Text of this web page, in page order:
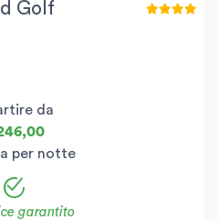
Golf
da
per notte
garantito